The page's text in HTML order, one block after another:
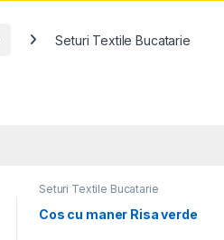
Seturi Textile Bucatarie
Seturi Textile Bucatarie
Cos cu maner Risa verde